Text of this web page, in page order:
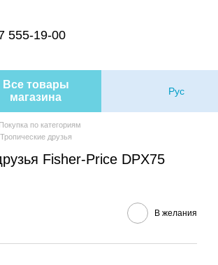
555-19-00
Все товары
магазина
Рус
Покупка по категориям
друзья
Fisher-Price DPX75
В желания